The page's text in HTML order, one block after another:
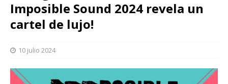
Imposible Sound 2024 revela un
cartel de lujo!
10 julio 2024